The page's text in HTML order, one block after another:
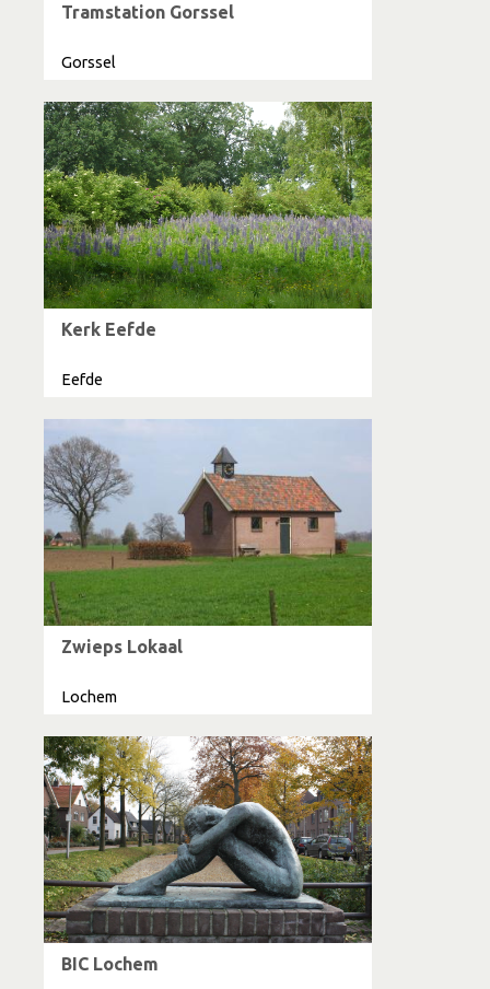
Tramstation Gorssel
Gorssel
Kerk Eefde
Eefde
Zwieps Lokaal
Lochem
BIC Lochem